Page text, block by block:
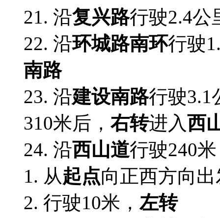
21. 沿复兴路行驶2.4公
22. 沿环城路南环行驶
南路
23. 沿建设南路行驶3.1
310米后， 右转进入西
24. 沿西山道行驶240
1. 从起点向正西方向出
2. 行驶10米， 左转